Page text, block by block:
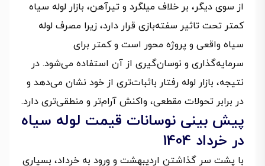
از سوی دیگر، بر خلاف میلگرد و تیرآهن، بازار لوله سیاه
کمتر تحت تاثیر سفته‌بازی قرار دارد، زیرا مصرف لوله
سیاه واقعی و پروژه محور است و کمتر برای
سرمایه‌گذاری و نوسان‌گیری از آن استفاده می‌شود. در
نتیجه، بازار لوله رفتار باثبات‌تری از خود نشان می‌دهد و
در برابر تحولات مقطعی، واکنش آرام‌تر و منطقی‌تری دارد.
پیش بینی نوسانات قیمت لوله سیاه
در خرداد 1404
با پشت سر گذاشتن اردیبهشت و ورود به خرداد، بسیاری